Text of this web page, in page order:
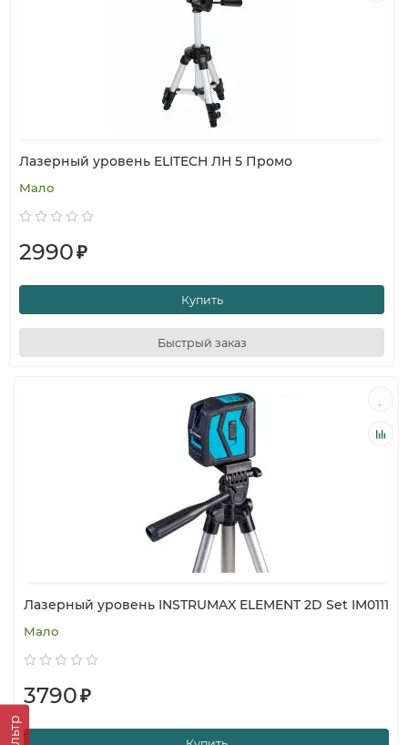
Лазерный уровень ELITECH ЛН 5 Промо
Мало
2990₽
Купить
Быстрый заказ
Лазерный уровень INSTRUMAX ELEMENT 2D Set IM0111
Мало
3790₽